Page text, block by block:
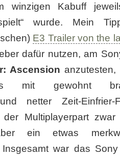
winzigen Kabuff
wurde. Mein
E3 Trailer von the
dafür nutzen, am
Ascension anzutesten,
mit gewohnt
netter Zeit-Einfrier-
Multiplayerpart zwar
ein etwas
war das